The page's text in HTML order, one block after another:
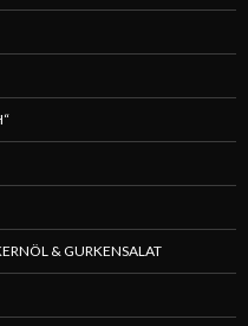
& GURKENSALAT